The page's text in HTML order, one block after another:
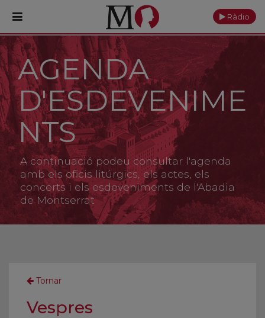
PORTADA
Monestir
Cultura
Actualitat
Fundació
Visita'ns
Ofrenes
Ràdio
AGENDA
D'ESDEVENIME
NTS
A continuació podeu consultar l'agenda
amb els oficis litúrgics, els actes, els
concerts i els esdeveniments de l'Abadia
de Montserrat
Tornar
Vespres